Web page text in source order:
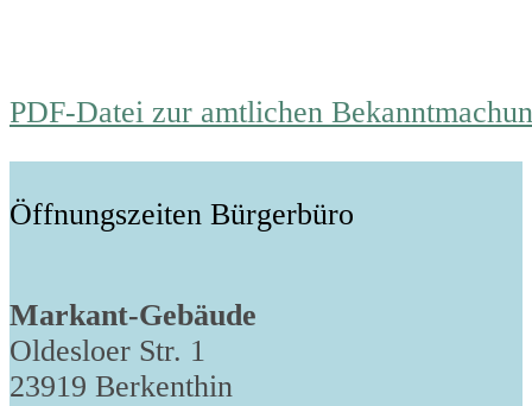
PDF-Datei zur amtlichen
Öffnungszeiten Bürgerbüro
Markant-Gebäude
Oldesloer Str. 1
23919 Berkenthin